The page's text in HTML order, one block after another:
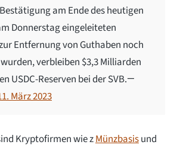
am Ende des heutigen
Donnerstag eingeleiteten
Entfernung von Guthaben noch
verbleiben $3,3 Milliarden
USDC-Reserven bei der SVB.—
März 2023
Kryptofirmen wie zMünzbasisund